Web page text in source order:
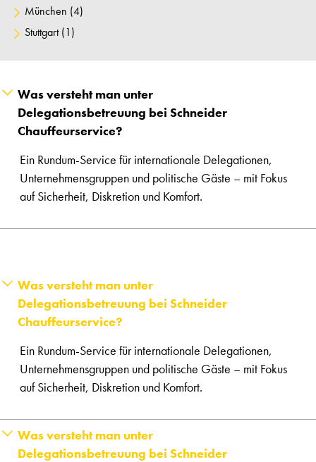
München (4)
Stuttgart(1)
Was versteht man unter
Delegationsbetreuung bei Schneider
Chauffeurservice?
Ein Rundum-Service für internationale Delegationen,
Unternehmensgruppen und politische Gäste – mit Fokus
auf Sicherheit, Diskretion und Komfort.
Was versteht man unter
Delegationsbetreuung bei Schneider
Chauffeurservice?
Ein Rundum-Service für internationale Delegationen,
Unternehmensgruppen und politische Gäste – mit Fokus
auf Sicherheit, Diskretion und Komfort.
Was versteht man unter
Delegationsbetreuung bei Schneider